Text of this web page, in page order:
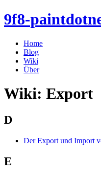
9f8-
Home
Blog
Wiki
Über
Wiki: Export
D
Der Export und Import
E